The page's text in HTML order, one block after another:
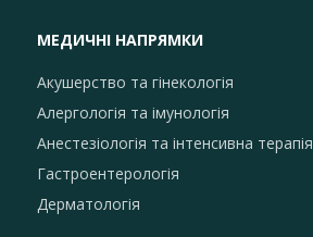
МЕДИЧНІ НАПРЯМКИ
Акушерство та гінекологія
Алергологія та імунологія
Анестезіологія та інтенсивна терапія
Гастроентерологія
Дерматологія